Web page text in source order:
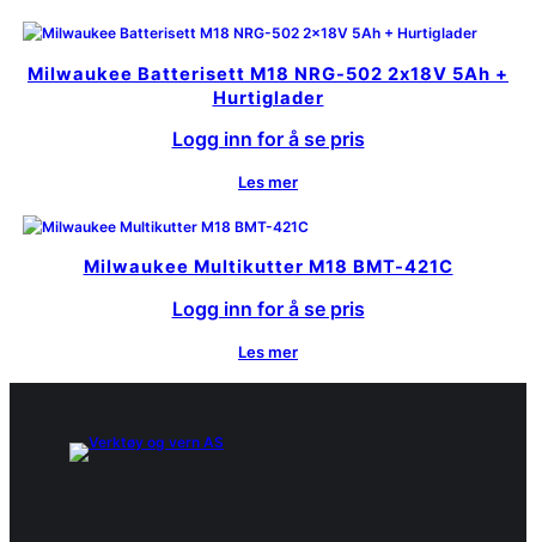
Milwaukee Batterisett M18 NRG-502 2x18V 5Ah +
Hurtiglader
Logg inn for å se pris
Les mer
Milwaukee Multikutter M18 BMT-421C
Logg inn for å se pris
Les mer